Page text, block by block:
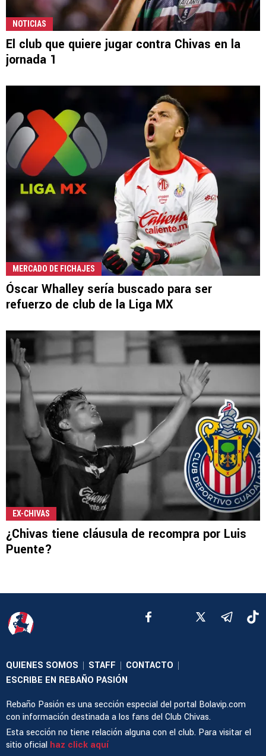
NOTICIAS
El club que quiere jugar contra Chivas en la
jornada 1
MERCADO DE FICHAJES
Óscar Whalley sería buscado para ser
refuerzo de club de la Liga MX
EX-CHIVAS
¿Chivas tiene cláusula de recompra por Luis
Puente?
QUIENES SOMOS | STAFF | CONTACTO |
ESCRIBE EN REBAÑO PASIÓN
Rebaño Pasión es una sección especial del portal Bolavip.com
con información destinada a los fans del Club Chivas.
Esta sección no tiene relación alguna con el club. Para visitar el
sitio oficial haz click aquí